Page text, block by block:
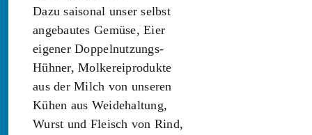
Dazu saisonal unser selbst
angebautes Gemüse, Eier
eigener Doppelnutzungs-
Hühner, Molkereiprodukte
aus der Milch von unseren
Kühen aus Weidehaltung,
Wurst und Fleisch von Rind,